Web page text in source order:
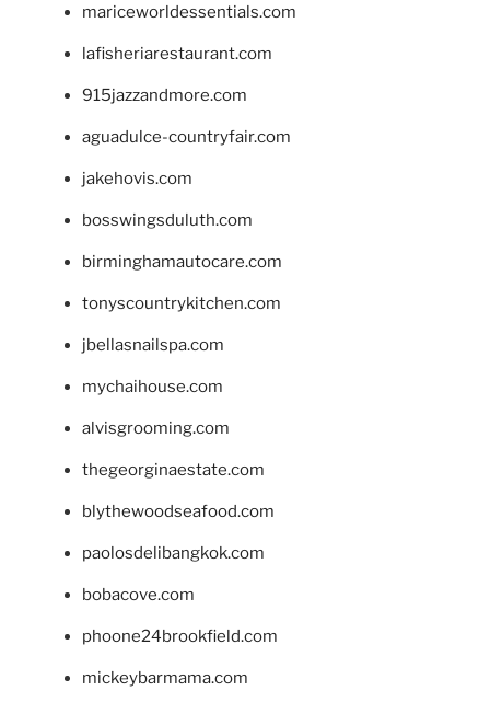
mariceworldessentials.com
lafisheriarestaurant.com
915jazzandmore.com
aguadulce-countryfair.com
jakehovis.com
bosswingsduluth.com
birminghamautocare.com
tonyscountrykitchen.com
jbellasnailspa.com
mychaihouse.com
alvisgrooming.com
thegeorginaestate.com
blythewoodseafood.com
paolosdelibangkok.com
bobacove.com
phoone24brookfield.com
mickeybarmama.com